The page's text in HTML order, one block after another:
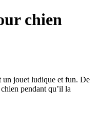
chien
un jouet ludique et fun. De
pendant qu’il la